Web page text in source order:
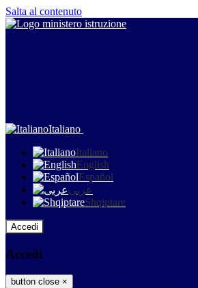
Salta al contenuto
Italiano
Italiano
English
Español
عربى
Shqiptare
Accedi
Accedi
button close ×